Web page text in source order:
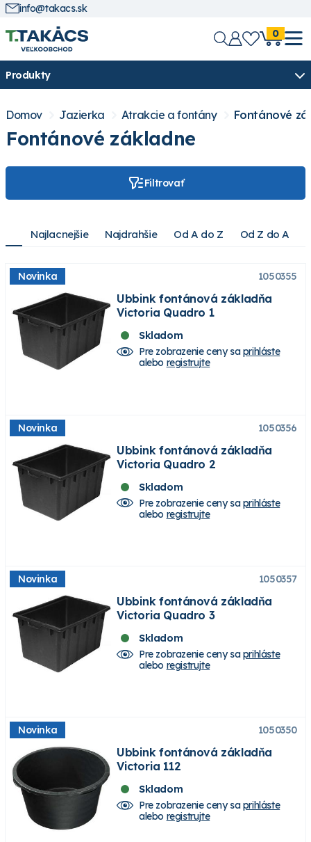
info@takacs.sk
0
Produkty
Domov Jazierka Atrakcie a fontány Fontánové
Fontánové základne
Filtrovať
Najlacnejšie Najdrahšie Od A do Z Od Z do A
Novinka 1050355
Ubbink fontánová základňa
Victoria Quadro 1
Skladom
Pre zobrazenie ceny saprihláste
alebo registrujte
Novinka 1050356
Ubbink fontánová základňa
Victoria Quadro 2
Skladom
Pre zobrazenie ceny saprihláste
alebo registrujte
Novinka 1050357
Ubbink fontánová základňa
Victoria Quadro 3
Skladom
Pre zobrazenie ceny saprihláste
alebo registrujte
Novinka 1050350
Ubbink fontánová základňa
Victoria 112
Skladom
Pre zobrazenie ceny saprihláste
alebo registrujte